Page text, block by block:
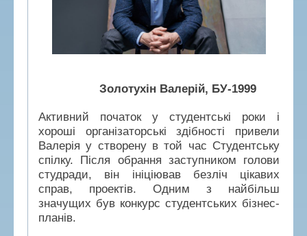
Золотухін Валерій, БУ-1999
Активний початок у студентські роки і
хороші організаторські здібності привели
Валерія у створену в той час Студентську
спілку. Після обрання заступником голови
студради, він ініціював безліч цікавих
справ, проектів. Одним з найбільш
значущих був конкурс студентських бізнес-
планів.